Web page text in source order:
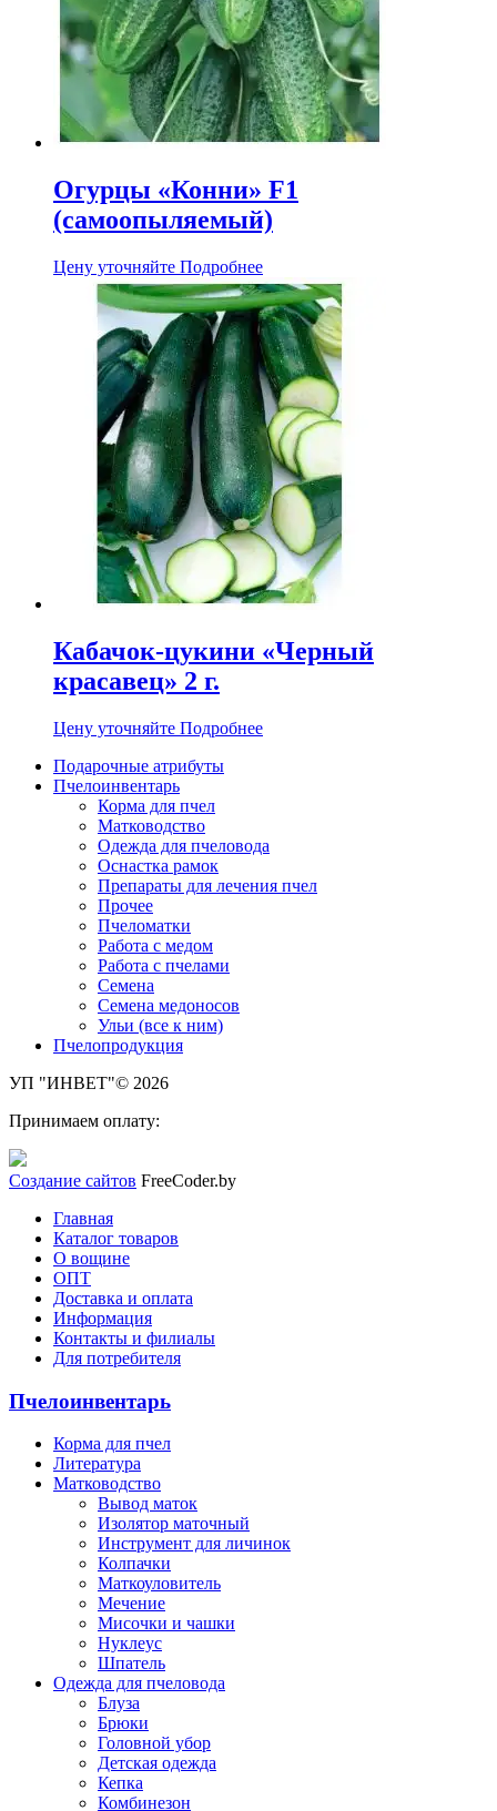
Огурцы «Конни» F1
(самоопыляемый)
Цену уточняйте Подробнее
Кабачок-цукини «Черный
красавец» 2 г.
Цену уточняйте Подробнее
Подарочные атрибуты
Пчелоинвентарь
Корма для пчел
Матководство
Одежда для пчеловода
Оснастка рамок
Препараты для лечения пчел
Прочее
Пчеломатки
Работа с медом
Работа с пчелами
Семена
Семена медоносов
Ульи (все к ним)
Пчелопродукция
УП "ИНВЕТ"© 2026
Принимаем оплату:
Создание сайтов FreeCoder.by
Главная
Каталог товаров
О вощине
ОПТ
Доставка и оплата
Информация
Контакты и филиалы
Для потребителя
Пчелоинвентарь
Корма для пчел
Литература
Матководство
Вывод маток
Изолятор маточный
Инструмент для личинок
Колпачки
Маткоуловитель
Мечение
Мисочки и чашки
Нуклеус
Шпатель
Одежда для пчеловода
Блуза
Брюки
Головной убор
Детская одежда
Кепка
Комбинезон